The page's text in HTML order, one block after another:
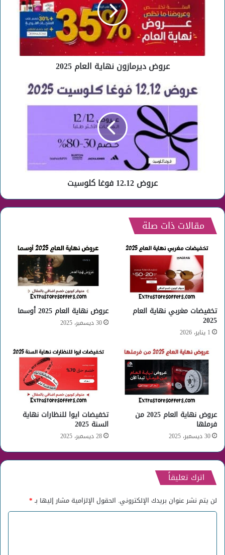
عروض ديرمازون نهاية العام 2025
كلوسيت
عروض 12.12 فوغا كلوسيت
مقالات ذات صلة
تخفيضات مغربي نهاية العام
2025
1 يناير، 2026
عروض نهاية العام 2025 أوسما
30 ديسمبر، 2025
عروض نهاية العام 2025 من
فرملها
30 ديسمبر، 2025
تخفيضات ايوا للنظارات نهاية
السنة 2025
28 ديسمبر، 2025
اترك تعليقاً
لن يتم نشر عنوان بريدك الإلكتروني. الحقول الإلزامية مشار إليها بـ*